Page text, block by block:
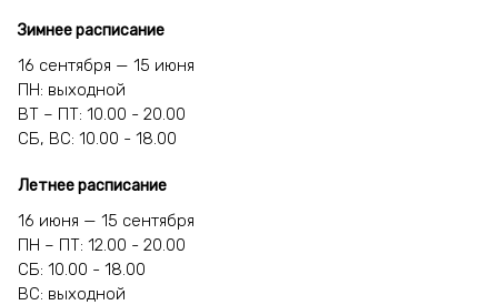
Зимнее расписание
16 сентября — 15 июня
ПН: выходной
ВТ – ПТ: 10.00 - 20.00
СБ, ВС: 10.00 - 18.00
Летнее расписание
16 июня — 15 сентября
ПН – ПТ: 12.00 - 20.00
СБ: 10.00 - 18.00
ВС: выходной